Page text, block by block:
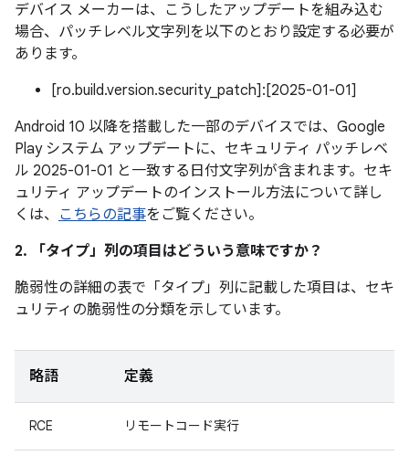
デバイス メーカーは、こうしたアップデートを組み込む
場合、パッチレベル文字列を以下のとおり設定する必要が
あります。
[ro.build.version.security_patch]:[2025-01-01]
Android 10 以降を搭載した一部のデバイスでは、Google
Play システム アップデートに、セキュリティ パッチレベ
ル 2025-01-01 と一致する日付文字列が含まれます。セキ
ュリティ アップデートのインストール方法について詳し
くは、 こちらの記事をご覧ください。
2. 「タイプ」 列の項目はどういう意味ですか？
脆弱性の詳細の表で「タイプ」 列に記載した項目は、セキ
ュリティの脆弱性の分類を示しています。
略語 定義
RCE リモートコード実行